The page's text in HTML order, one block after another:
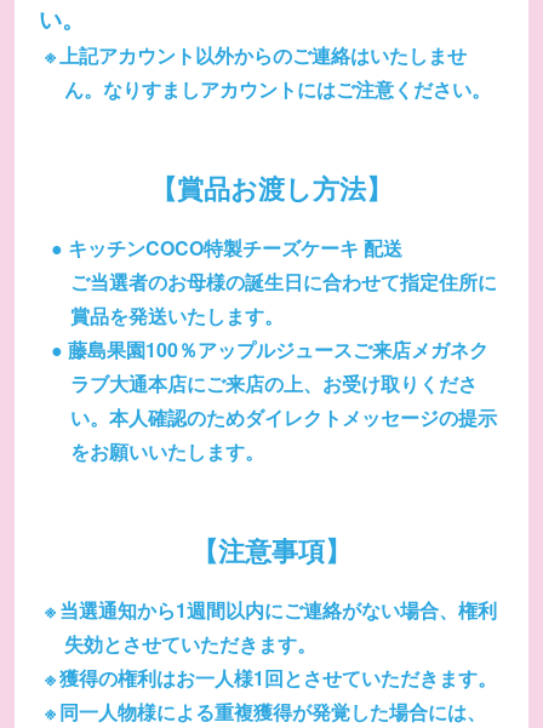
い。
上記アカウント以外からのご連絡はいたしませ
ん。なりすましアカウントにはご注意ください。
【賞品お渡し方法】
キッチンCOCO特製チーズケーキ 配送
ご当選者のお母様の誕生日に合わせて指定住所に
賞品を発送いたします。
藤島果園100％アップルジュースご来店メガネク
ラブ大通本店にご来店の上、お受け取りくださ
い。本人確認のためダイレクトメッセージの提示
をお願いいたします。
【注意事項】
当選通知から1週間以内にご連絡がない場合、権利
失効とさせていただきます。
獲得の権利はお一人様1回とさせていただきます。
同一人物様による重複獲得が発覚した場合には、